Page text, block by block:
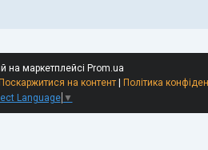
на маркетплейсі Prom.ua
на контент | Політика
Language ▼